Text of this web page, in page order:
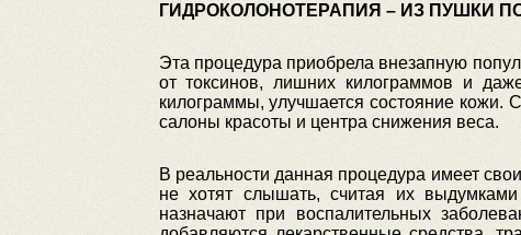
ГИДРОКОЛОНОТЕРАПИЯ – ИЗ ПУШКИ
Эта процедура приобрела внезапную
от токсинов, лишних килограммов и
килограммы, улучшается состояние кожи.
салоны красоты и центра снижения веса.
В реальности данная процедура имеет
не хотят слышать, считая их
назначают при воспалительных